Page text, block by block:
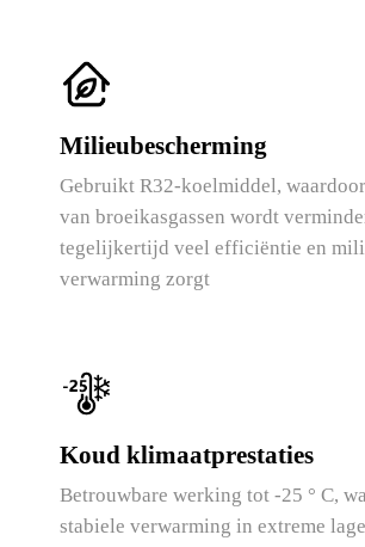
Milieubescherming
Gebruikt R32-koelmiddel,
van broeikasgassen wordt
tegelijkertijd veel efficiëntie en
verwarming zorgt
Koud klimaatprestaties
Betrouwbare werking tot -25 ° C,
stabiele verwarming in extreme